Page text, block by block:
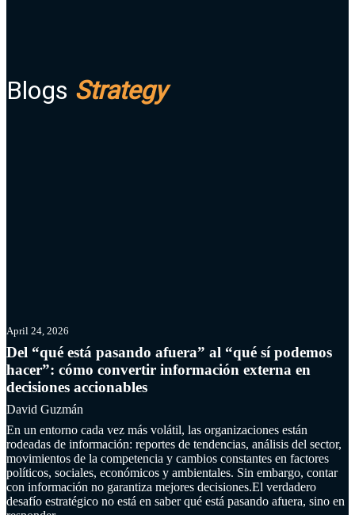
Blogs Strategy
April 24, 2026
Del “qué está pasando afuera” al “qué sí podemos
hacer”: cómo convertir información externa en
decisiones accionables
David Guzmán
En un entorno cada vez más volátil, las organizaciones están
rodeadas de información: reportes de tendencias, análisis del sector,
movimientos de la competencia y cambios constantes en factores
políticos, sociales, económicos y ambientales. Sin embargo, contar
con información no garantiza mejores decisiones.El verdadero
desafío estratégico no está en saber qué está pasando afuera, sino en